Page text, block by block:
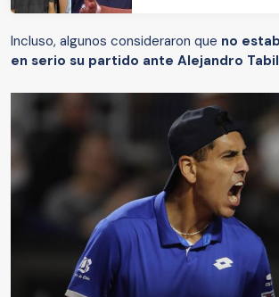
Incluso, algunos consideraron que no
en serio su partido ante Alejandro